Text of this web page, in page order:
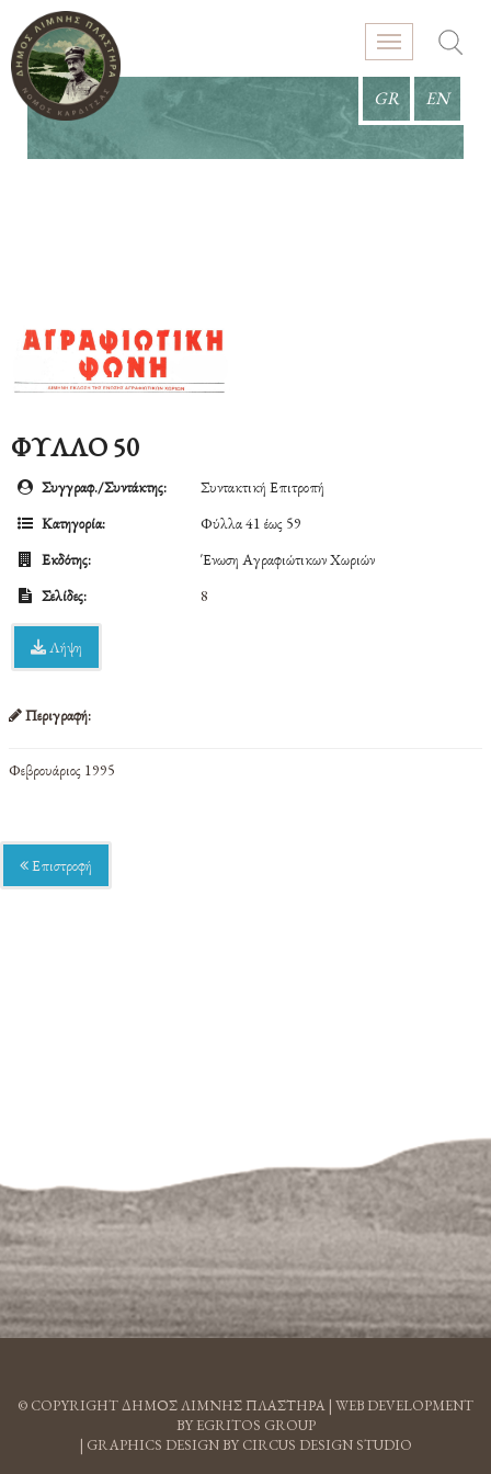
GR EN
ΦΥΛΛΟ 50
Συγγραφ./Συντάκτης:
Συντακτική Επιτροπή
Κατηγορία:
Φύλλα 41 έως 59
Εκδότης:
Ένωση Αγραφιώτικων Χωριών
Σελίδες:
8
Λήψη
Περιγραφή:
Φεβρουάριος 1995
Επιστροφή
© COPYRIGHT ΔΗΜΟΣ ΛΙΜΝΗΣ ΠΛΑΣΤΗΡΑ | WEB DEVELOPMENT
BY EGRITOS GROUP
| GRAPHICS DESIGN BY CIRCUS DESIGN STUDIO